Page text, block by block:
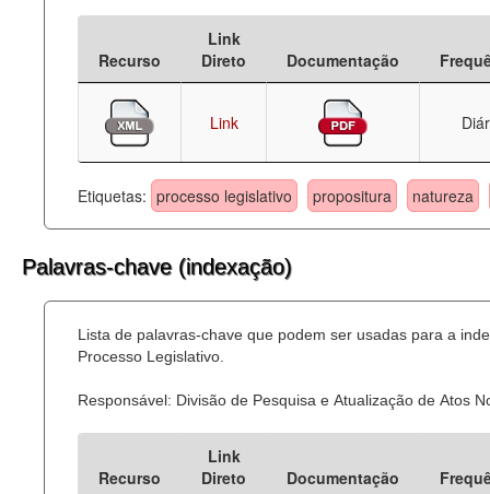
Administração
Legislação
Agenda
Perguntas frequentes
Recurso
Link
Direto
Documentação
Link
Etiquetas: processo legislativo propositura natureza
Palavras-chave (indexação)
Lista de palavras-chave que podem ser usadas para a
Processo Legislativo.
Responsável: Divisão de Pesquisa e Atualização de Atos
Recurso
Link
Direto
Documentação